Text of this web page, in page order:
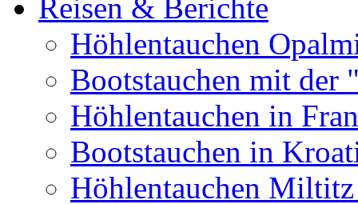
Reisen & Berichte
Höhlentauchen
Bootstauchen mit
Höhlentauchen in
Bootstauchen in
Höhlentauchen